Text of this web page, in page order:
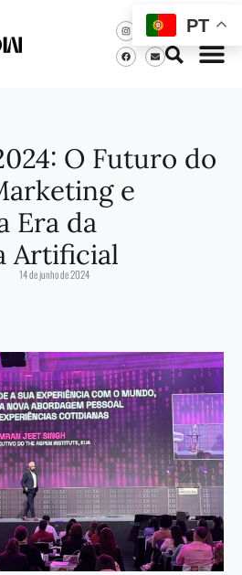
O Futuro do
e
Era da
Artificial
14 de junho de 2024
PT